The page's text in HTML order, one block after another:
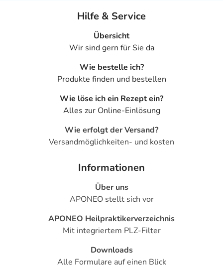
Beschwerde und/oder Dauer der Erkrankung und wird
deshalb nur von Ihrem Arzt bestimmt. Prinzipiell ist die
Dauer der Anwendung zeitlich nicht begrenzt, das
Arzneimittel kann daher längerfristig angewendet
Es kann zu einer Vielzahl von
Überdosierungserscheinungen kommen, unter anderem
zu Unterzuckerung, Schwindel und Kopfschmerzen.
Setzen Sie sich bei dem Verdacht auf eine Überdosierung
Einnahme vergessen?
Setzen Sie die Einnahme zum nächsten vorgeschriebenen
Zeitpunkt ganz normal (also nicht mit der doppelten
Generell gilt: Achten Sie vor allem bei Säuglingen,
Kleinkindern und älteren Menschen auf eine
gewissenhafte Dosierung. Im Zweifelsfalle fragen Sie
Hilfe & Service
Übersicht
Wir sind gern für Sie da
Wie bestelle ich?
Produkte finden und bestellen
Wie löse ich ein Rezept ein?
Alles zur Online-Einlösung
Wie erfolgt der Versand?
Versandmöglichkeiten- und kosten
Informationen
Über uns
APONEO stellt sich vor
APONEO Heilpraktikerverzeichnis
Mit integriertem PLZ-Filter
Downloads
Alle Formulare auf einen Blick